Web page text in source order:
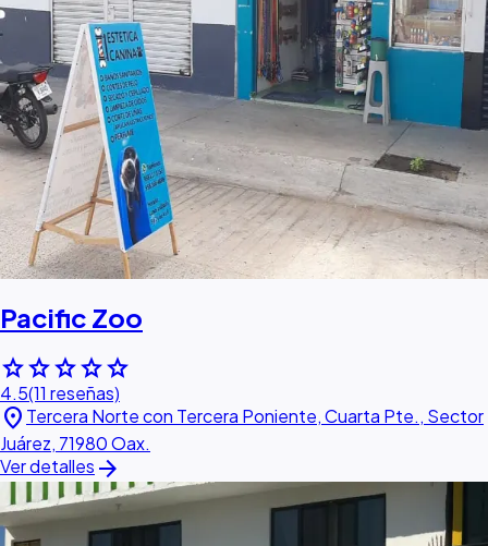
Pacific Zoo
starstarstarstarstar
4.5(11 reseñas)
location_on Tercera Norte con Tercera Poniente, Cuarta Pte., Sector
Juárez, 71980 Oax.
Ver detalles arrow_forward